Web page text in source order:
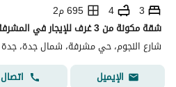
3
4
695 م2
شقة مكونة من 3 غرف للإيجار في المشرفة، جدة
شارع النجوم، حي مشرفة، شمال جدة، جدة
الإيميل
اتصال